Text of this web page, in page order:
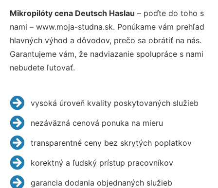
Mikropilóty cena Deutsch Haslau – poďte do toho s
nami – www.moja-studna.sk. Ponúkame vám prehľad
hlavných výhod a dôvodov, prečo sa obrátiť na nás.
Garantujeme vám, že nadviazanie spolupráce s nami
nebudete ľutovať.
vysoká úroveň kvality poskytovaných služieb
nezáväzná cenová ponuka na mieru
transparentné ceny bez skrytých poplatkov
korektný a ľudský prístup pracovníkov
garancia dodania objednaných služieb